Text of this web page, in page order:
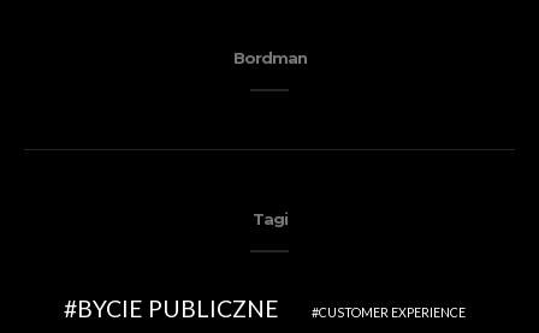
Bordman
Tagi
BYCIE PUBLICZNE CUSTOMER EXPERIENCE